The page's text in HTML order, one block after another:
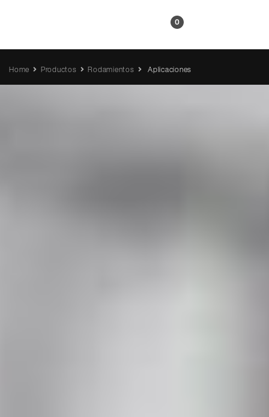
0
Home Productos Rodamientos Aplicaciones